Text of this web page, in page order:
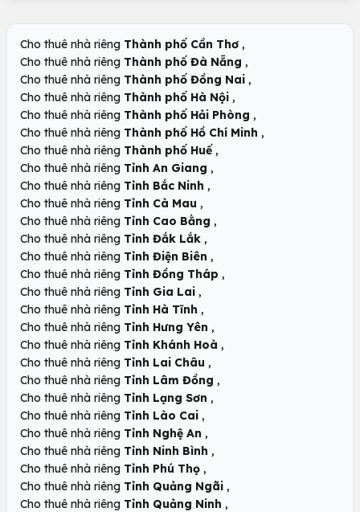
Cho thuê nhà riêng Thành phố Cần Thơ ,
Cho thuê nhà riêng Thành phố Đà Nẵng ,
Cho thuê nhà riêng Thành phố Đồng Nai ,
Cho thuê nhà riêng Thành phố Hà Nội ,
Cho thuê nhà riêng Thành phố Hải Phòng ,
Cho thuê nhà riêng Thành phố Hồ Chí Minh ,
Cho thuê nhà riêng Thành phố Huế ,
Cho thuê nhà riêng Tỉnh An Giang ,
Cho thuê nhà riêng Tỉnh Bắc Ninh ,
Cho thuê nhà riêng Tỉnh Cà Mau ,
Cho thuê nhà riêng Tỉnh Cao Bằng ,
Cho thuê nhà riêng Tỉnh Đắk Lắk ,
Cho thuê nhà riêng Tỉnh Điện Biên ,
Cho thuê nhà riêng Tỉnh Đồng Tháp ,
Cho thuê nhà riêng Tỉnh Gia Lai ,
Cho thuê nhà riêng Tỉnh Hà Tĩnh ,
Cho thuê nhà riêng Tỉnh Hưng Yên ,
Cho thuê nhà riêng Tỉnh Khánh Hoà ,
Cho thuê nhà riêng Tỉnh Lai Châu ,
Cho thuê nhà riêng Tỉnh Lâm Đồng ,
Cho thuê nhà riêng Tỉnh Lạng Sơn ,
Cho thuê nhà riêng Tỉnh Lào Cai ,
Cho thuê nhà riêng Tỉnh Nghệ An ,
Cho thuê nhà riêng Tỉnh Ninh Bình ,
Cho thuê nhà riêng Tỉnh Phú Thọ ,
Cho thuê nhà riêng Tỉnh Quảng Ngãi ,
Cho thuê nhà riêng Tỉnh Quảng Ninh ,